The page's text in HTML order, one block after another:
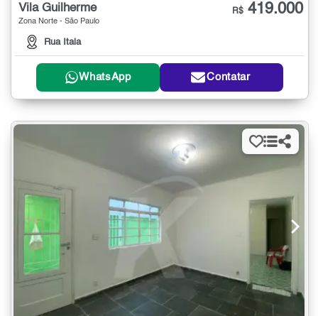
Vila Guilherme
Zona Norte - São Paulo
Rua Itala
R$ 419.000
WhatsApp Contatar